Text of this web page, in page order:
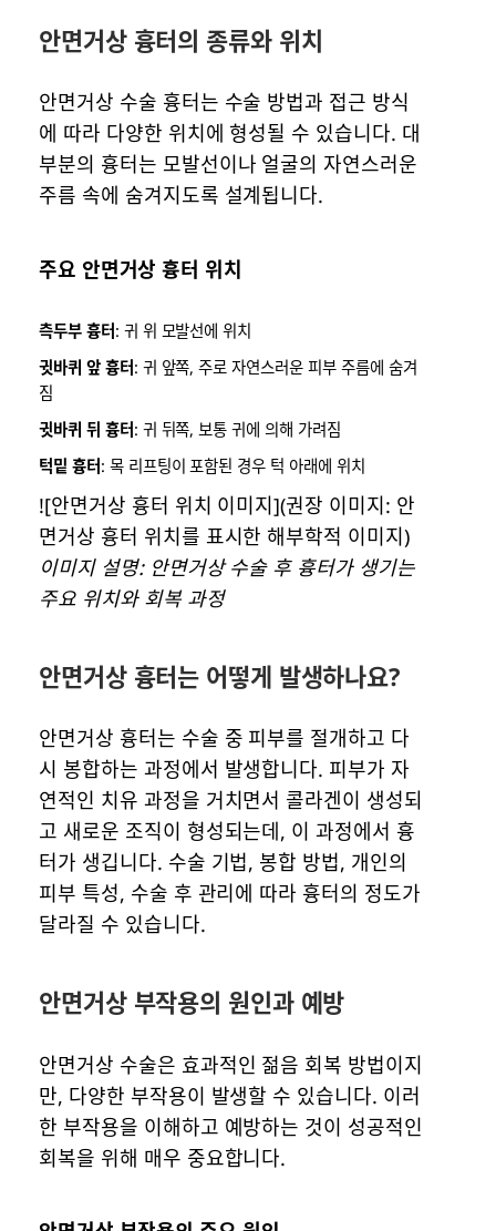
안면거상 흉터의 종류와 위치
안면거상 수술 흉터는 수술 방법과 접근 방식
에 따라 다양한 위치에 형성될 수 있습니다. 대
부분의 흉터는 모발선이나 얼굴의 자연스러운
주름 속에 숨겨지도록 설계됩니다.
주요 안면거상 흉터 위치
측두부 흉터: 귀 위 모발선에 위치
귓바퀴 앞 흉터: 귀 앞쪽, 주로 자연스러운 피부 주름에 숨겨
짐
귓바퀴 뒤 흉터: 귀 뒤쪽, 보통 귀에 의해 가려짐
턱밑 흉터: 목 리프팅이 포함된 경우 턱 아래에 위치
![안면거상 흉터 위치 이미지](권장 이미지: 안
면거상 흉터 위치를 표시한 해부학적 이미지)
이미지 설명: 안면거상 수술 후 흉터가 생기는
주요 위치와 회복 과정
안면거상 흉터는 어떻게 발생하나요?
안면거상 흉터는 수술 중 피부를 절개하고 다
시 봉합하는 과정에서 발생합니다. 피부가 자
연적인 치유 과정을 거치면서 콜라겐이 생성되
고 새로운 조직이 형성되는데, 이 과정에서 흉
터가 생깁니다. 수술 기법, 봉합 방법, 개인의
피부 특성, 수술 후 관리에 따라 흉터의 정도가
달라질 수 있습니다.
안면거상 부작용의 원인과 예방
안면거상 수술은 효과적인 젊음 회복 방법이지
만, 다양한 부작용이 발생할 수 있습니다. 이러
한 부작용을 이해하고 예방하는 것이 성공적인
회복을 위해 매우 중요합니다.